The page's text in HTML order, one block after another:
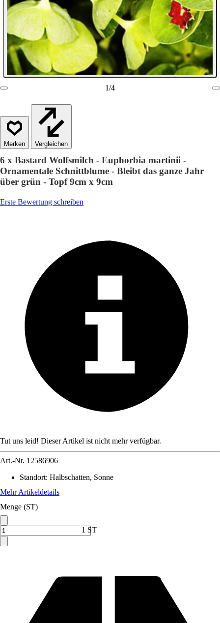
1/4
Vergleichen
6 x Bastard Wolfsmilch - Euphorbia martinii -
Ornamentale Schnittblume - Bleibt das ganze Jahr
über grün - Topf 9cm x 9cm
Erste Bewertung schreiben
Tut uns leid! Dieser Artikel ist nicht mehr verfügbar.
Art.-Nr. 12586906
Standort: Halbschatten, Sonne
Mehr Artikeldetails
Menge (ST)
1 ST